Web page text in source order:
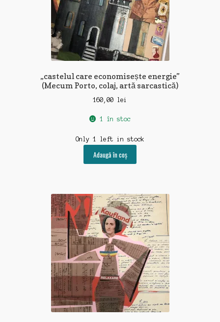
„castelul care economisește energie”
(Mecum Porto, colaj, artă sarcastică)
160,00 lei
1 în stoc
Only 1 left in stock
Adaugă în coș